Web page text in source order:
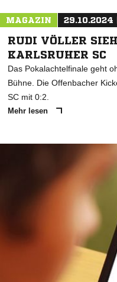
MAGAZIN 29.10.2024
RUDI VÖLLER
KARLSRUHER SC
Das Pokalachtelfinale geht
Bühne. Die Offenbacher
SC mit 0:2.
Mehr lesen